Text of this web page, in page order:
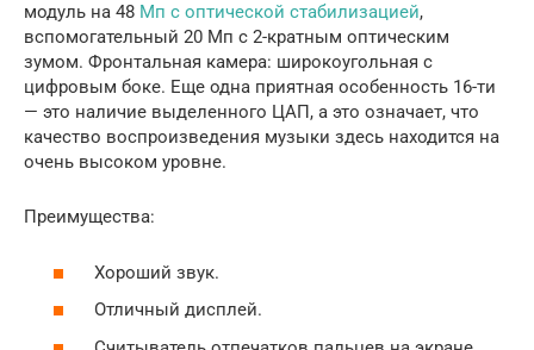
модуль на 48 Мп с оптической стабилизацией,
вспомогательный 20 Мп с 2-кратным оптическим
зумом. Фронтальная камера: широкоугольная с
цифровым боке. Еще одна приятная особенность 16-ти
— это наличие выделенного ЦАП, а это означает, что
качество воспроизведения музыки здесь находится на
очень высоком уровне.
Преимущества:
Хороший звук.
Отличный дисплей.